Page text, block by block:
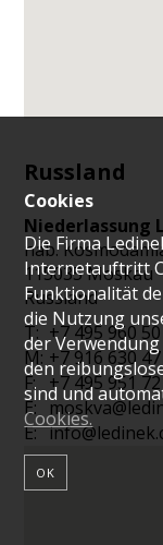
Cookies
Die Firma
Internetauftritt
Funktionalität
die Nutzung
der
den
sind und
Cookies.
OK
Russland
Niederlassung
nab.
115035Moskau
Russland
T: +7 495 960
M:+7 916 630
F: +7 495 951
E:
E: